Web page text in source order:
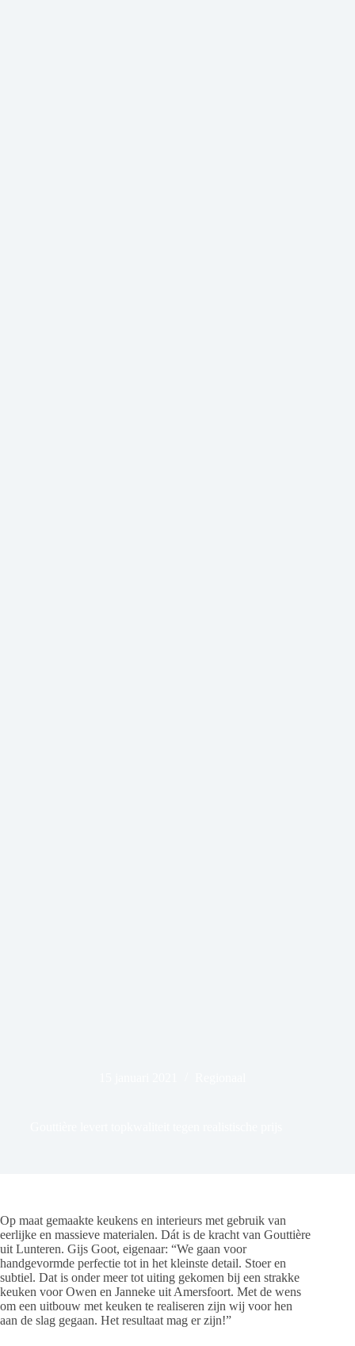
Op maat gemaakte keukens en interieurs met gebruik van
eerlijke en massieve materialen. Dát is de kracht van Gouttière
uit Lunteren. Gijs Goot, eigenaar: “We gaan voor
handgevormde perfectie tot in het kleinste detail. Stoer en
subtiel. Dat is onder meer tot uiting gekomen bij een strakke
keuken voor Owen en Janneke uit Amersfoort. Met de wens
om een uitbouw met keuken te realiseren zijn wij voor hen
aan de slag gegaan. Het resultaat mag er zijn!”